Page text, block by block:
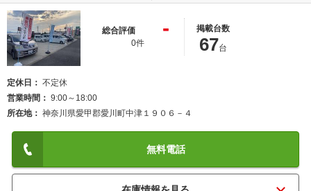
総合評価 -
0件
掲載台数
67台
定休日
不定休
営業時間
9:00～18:00
所在地
神奈川県愛甲郡愛川町中津１９０６－４
無料電話